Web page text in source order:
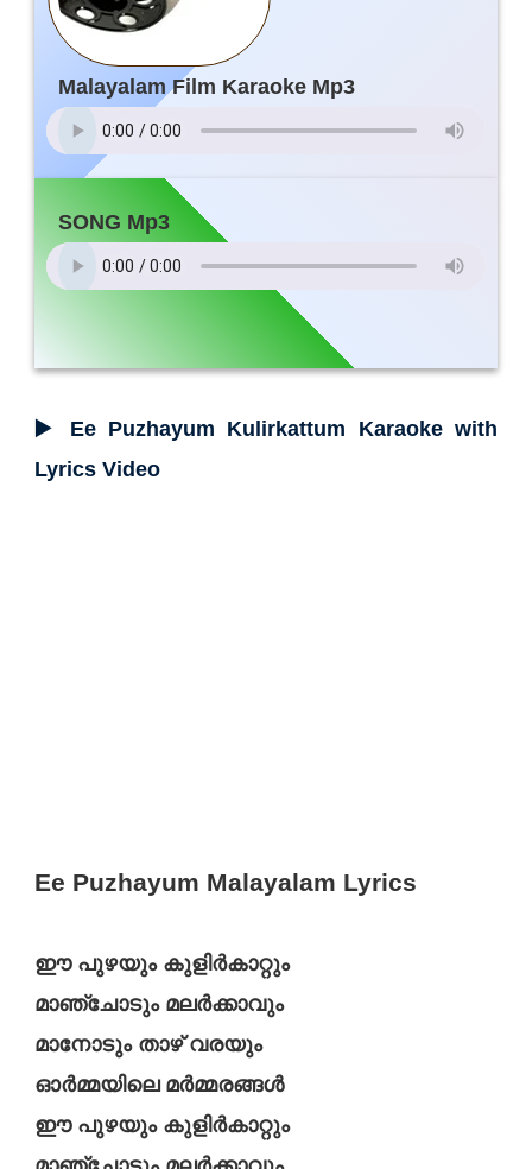
Malayalam Film Karaoke Mp3
SONG Mp3
▶️ Ee Puzhayum Kulirkattum Karaoke with
Lyrics Video
Ee Puzhayum Malayalam Lyrics
ഈ പുഴയും കുളിർകാറ്റും
മാഞ്ചോടും മലർക്കാവും
മാനോടും താഴ്‌ വരയും
ഓർമ്മയിലെ മർമ്മരങ്ങൾ
ഈ പുഴയും കുളിർകാറ്റും